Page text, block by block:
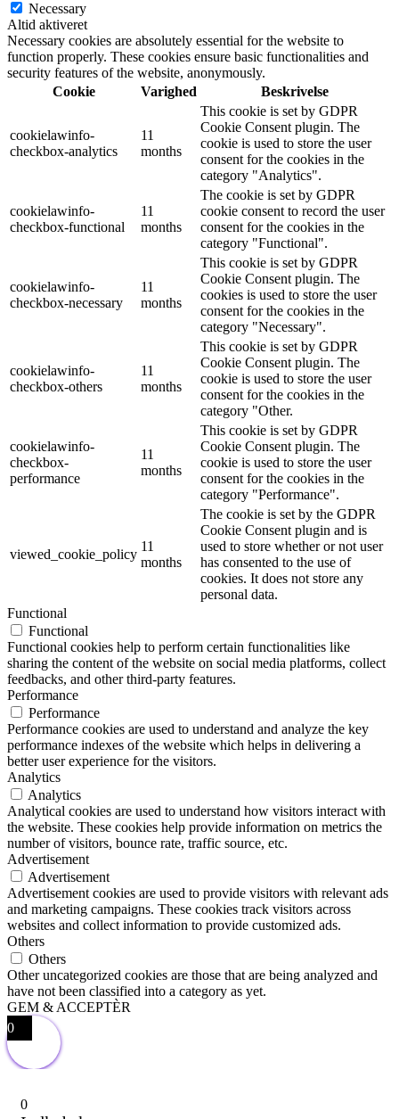
Necessary
Altid aktiveret
Necessary cookies are absolutely essential for the website to
function properly. These cookies ensure basic functionalities and
security features of the website, anonymously.
Cookie
Varighed Beskrivelse
cookielawinfo-
checkbox-analytics
11
months
This cookie is set by GDPR
Cookie Consent plugin. The
cookie is used to store the user
consent for the cookies in the
category "Analytics".
cookielawinfo-
checkbox-functional
11
months
The cookie is set by GDPR
cookie consent to record the user
consent for the cookies in the
category "Functional".
cookielawinfo-
checkbox-necessary
11
months
This cookie is set by GDPR
Cookie Consent plugin. The
cookies is used to store the user
consent for the cookies in the
category "Necessary".
cookielawinfo-
checkbox-others
11
months
This cookie is set by GDPR
Cookie Consent plugin. The
cookie is used to store the user
consent for the cookies in the
category "Other.
cookielawinfo-
checkbox-
performance
11
months
This cookie is set by GDPR
Cookie Consent plugin. The
cookie is used to store the user
consent for the cookies in the
category "Performance".
viewed_cookie_policy
11
months
The cookie is set by the GDPR
Cookie Consent plugin and is
used to store whether or not user
has consented to the use of
cookies. It does not store any
personal data.
Functional
Functional
Functional cookies help to perform certain functionalities like
sharing the content of the website on social media platforms, collect
feedbacks, and other third-party features.
Performance
Performance
Performance cookies are used to understand and analyze the key
performance indexes of the website which helps in delivering a
better user experience for the visitors.
Analytics
Analytics
Analytical cookies are used to understand how visitors interact with
the website. These cookies help provide information on metrics the
number of visitors, bounce rate, traffic source, etc.
Advertisement
Advertisement
Advertisement cookies are used to provide visitors with relevant ads
and marketing campaigns. These cookies track visitors across
websites and collect information to provide customized ads.
Others
Others
Other uncategorized cookies are those that are being analyzed and
have not been classified into a category as yet.
GEM & ACCEPTÈR
0
0